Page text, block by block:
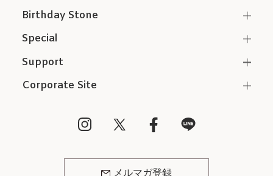
Support
Corporate Site
メルマガ登録
Birthday Stone
Special